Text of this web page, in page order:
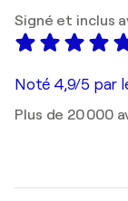
Signé et inclus
Noté 4,9/5 par
Plus de 20 000